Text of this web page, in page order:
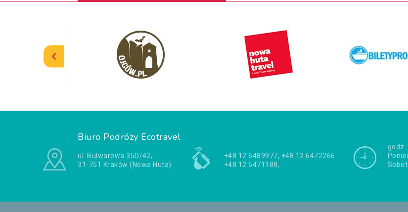
Biuro Podróży Ecotravel
ul. Bulwarowa 35D/42,
31-751 Kraków (Nowa Huta)
+48 12 6489977, +48 12 6472266
+48 12 6471188,
godz.